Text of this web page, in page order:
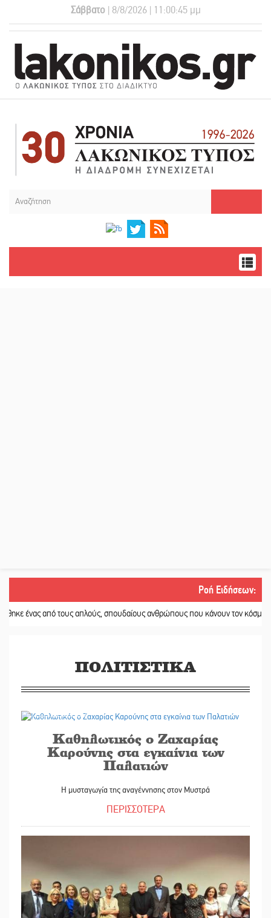
Σάββατο| 8/8/2026 | 11:00:46 μμ
Ροή Ειδήσεων:
τους απλούς, σπουδαίους ανθρώπους που κάνουν τον κόσμο λίγο πιο
ΠΟΛΙΤΙΣΤΙΚΑ
Καθηλωτικός ο Ζαχαρίας
Καρούνης στα εγκαίνια των
Παλατιών
Η μυσταγωγία της αναγέννησης στον Μυστρά
ΠΕΡΙΣΣΟΤΕΡΑ